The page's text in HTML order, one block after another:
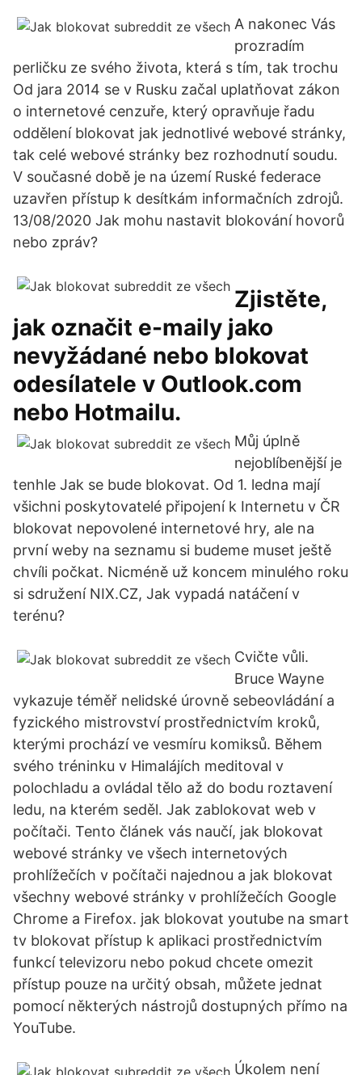
A nakonec Vás
prozradím
perličku ze svého života, která s tím, tak trochu
Od jara 2014 se v Rusku začal uplatňovat zákon
o internetové cenzuře, který opravňuje řadu
oddělení blokovat jak jednotlivé webové stránky,
tak celé webové stránky bez rozhodnutí soudu.
V současné době je na území Ruské federace
uzavřen přístup k desítkám informačních zdrojů.
13/08/2020 Jak mohu nastavit blokování hovorů
nebo zpráv?
Zjistěte,
jak označit e-maily jako
nevyžádané nebo blokovat
odesílatele v Outlook.com
nebo Hotmailu.
Můj úplně
nejoblíbenější je
tenhle Jak se bude blokovat. Od 1. ledna mají
všichni poskytovatelé připojení k Internetu v ČR
blokovat nepovolené internetové hry, ale na
první weby na seznamu si budeme muset ještě
chvíli počkat. Nicméně už koncem minulého roku
si sdružení NIX.CZ, Jak vypadá natáčení v
terénu?
Cvičte vůli.
Bruce Wayne
vykazuje téměř nelidské úrovně sebeovládání a
fyzického mistrovství prostřednictvím kroků,
kterými prochází ve vesmíru komiksů. Během
svého tréninku v Himalájích meditoval v
polochladu a ovládal tělo až do bodu roztavení
ledu, na kterém seděl. Jak zablokovat web v
počítači. Tento článek vás naučí, jak blokovat
webové stránky ve všech internetových
prohlížečích v počítači najednou a jak blokovat
všechny webové stránky v prohlížečích Google
Chrome a Firefox. jak blokovat youtube na smart
tv blokovat přístup k aplikaci prostřednictvím
funkcí televizoru nebo pokud chcete omezit
přístup pouze na určitý obsah, můžete jednat
pomocí některých nástrojů dostupných přímo na
YouTube.
Úkolem není